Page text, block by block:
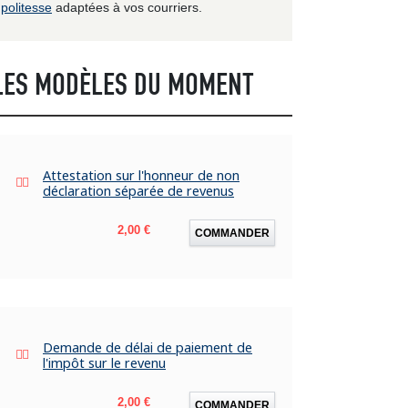
politesse adaptées à vos courriers.
MODÈLES DU MOMENT
Attestation sur l'honneur de non
déclaration séparée de revenus
Prix
2,00 € COMMANDER
Demande de délai de paiement de
l'impôt sur le revenu
Prix
2,00 € COMMANDER